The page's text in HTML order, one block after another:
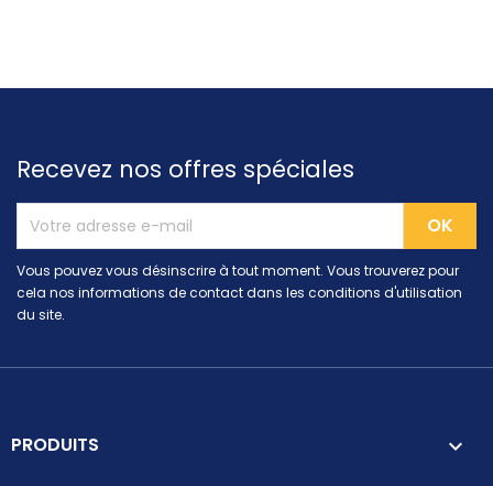
Recevez nos offres spéciales
Vous pouvez vous désinscrire à tout moment. Vous trouverez pour
cela nos informations de contact dans les conditions d'utilisation
du site.
PRODUITS 